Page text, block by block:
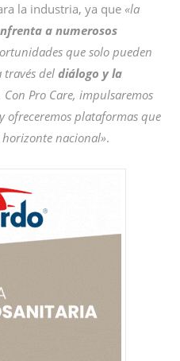
la industria, ya que «la
a numerosos
que solo pueden
través del diálogo y la
Con Pro Care, impulsaremos
ofreceremos plataformas que
nacional».